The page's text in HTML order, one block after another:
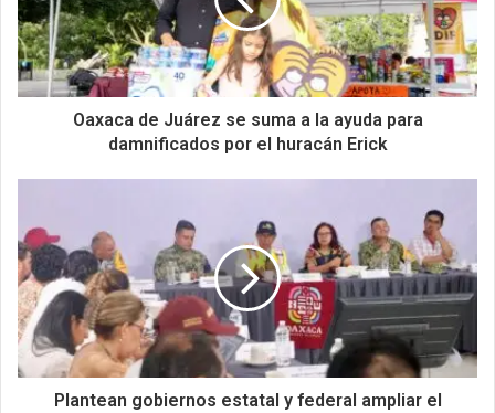
Oaxaca de Juárez se suma a la ayuda para
damnificados por el huracán Erick
Plantean gobiernos estatal y federal ampliar el